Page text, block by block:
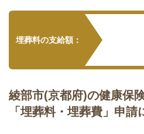
埋葬料の支給額：
綾部市(京都府)の健康保
「埋葬料・埋葬費」申請